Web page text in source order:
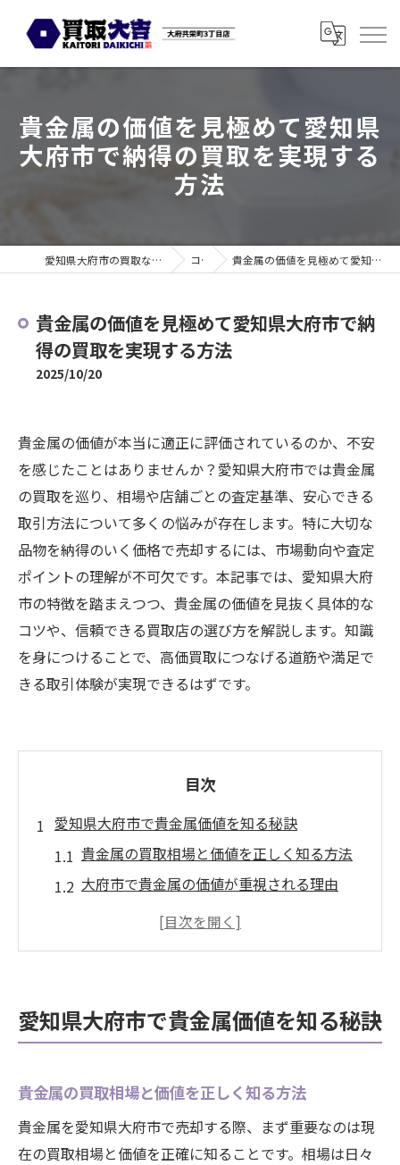
貴金属の価値を見極めて愛知県
大府市で納得の買取を実現する
方法
愛知県大府市の買取なら買取大吉 大府共栄町3丁目店 コラム 貴金属の価値を見極めて愛知県大府市で納得の買取を実現する方法
貴金属の価値を見極めて愛知県大府市で納
得の買取を実現する方法
2025/10/20
貴金属の価値が本当に適正に評価されているのか、不安
を感じたことはありませんか？愛知県大府市では貴金属
の買取を巡り、相場や店舗ごとの査定基準、安心できる
取引方法について多くの悩みが存在します。特に大切な
品物を納得のいく価格で売却するには、市場動向や査定
ポイントの理解が不可欠です。本記事では、愛知県大府
市の特徴を踏まえつつ、貴金属の価値を見抜く具体的な
コツや、信頼できる買取店の選び方を解説します。知識
を身につけることで、高価買取につなげる道筋や満足で
きる取引体験が実現できるはずです。
目次
愛知県大府市で貴金属価値を知る秘訣
貴金属の買取相場と価値を正しく知る方法
大府市で貴金属の価値が重視される理由
貴金属価値の判断基準と買取の関係性
貴金属を高く売るポイントを解説
る
査定前に必須の貴金属価値チェックポイン
ト
愛知県大府市で貴金属価値を知る秘訣
貴金属の買取相場と価値を正しく知る方法
貴金属を愛知県大府市で売却する際、まず重要なのは現
在の買取相場と価値を正確に知ることです。相場は日々